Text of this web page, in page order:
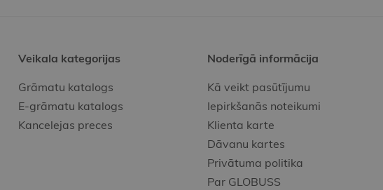
Veikala kategorijas
Grāmatu katalogs
E-grāmatu katalogs
Kancelejas preces
Noderīgā informācija
Kā veikt pasūtījumu
Iepirkšanās noteikumi
Klienta karte
Dāvanu kartes
Privātuma politika
Par GLOBUSS